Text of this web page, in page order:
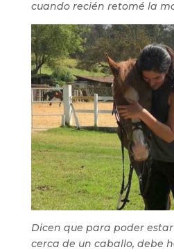
cuando recién retomé la
Dicen que para poder
cerca de un caballo, debe